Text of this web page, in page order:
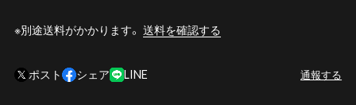
※別途送料がかかります。 送料を確認する
ポスト シェア LINE 通報する